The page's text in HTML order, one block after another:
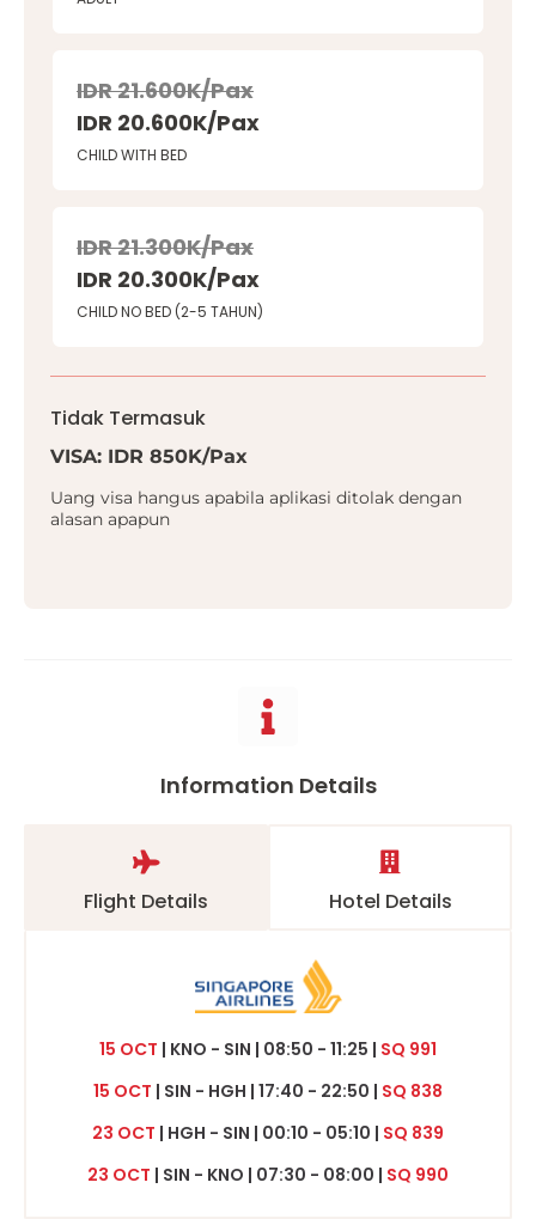
IDR 21.600K/Pax
IDR 20.600K/Pax
CHILD WITH BED
IDR 21.300K/Pax
IDR 20.300K/Pax
CHILD NO BED (2-5 TAHUN)
Tidak Termasuk
VISA: IDR 850K/Pax
Uang visa hangus apabila aplikasi ditolak dengan
alasan apapun
Information Details
Flight Details Hotel Details
15 OCT | KNO - SIN | 08:50 - 11:25 | SQ 991
15 OCT | SIN - HGH | 17:40 - 22:50 | SQ 838
23 OCT | HGH - SIN | 00:10 - 05:10 | SQ 839
23 OCT | SIN - KNO | 07:30 - 08:00 | SQ 990